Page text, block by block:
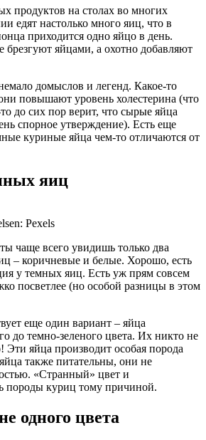
продуктов на столах во многих
едят настолько много яиц, что в
приходится одно яйцо в день.
брезгуют яйцами, а охотно добавляют
домыслов и легенд. Какое-то
повышают уровень холестерина (что
до сих пор верит, что сырые яйца
спорное утверждение). Есть еще
куриные яйца чем-то отличаются от
яиц
Pexels
чаще всего увидишь только два
– коричневые и белые. Хорошо, есть
у темных яиц. Есть уж прям совсем
посветлее (но особой разницы в этом
еще один вариант – яйца
до темно-зеленого цвета. Их никто не
Эти яйца производит особая порода
также питательны, они не
«Странный» цвет и
породы куриц тому причиной.
одного цвета